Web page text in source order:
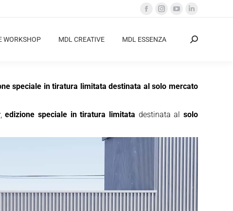
Facebook
opens
Instagram
opens
YouTube
opens
Linkedin
opens
WORKSHOP MDL CREATIVE MDL ESSENZA Cerca:
speciale in tiratura limitata destinata al solo mercato
,edizione speciale in tiratura limitata destinata alsolo